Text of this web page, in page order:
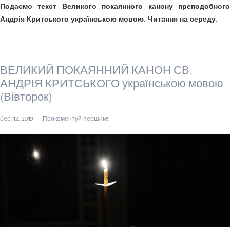
Подаємо текст Великого покаянного канону преподобного
Андрія Критського українською мовою. Читання на середу.
ВЕЛИКИЙ ПОКАЯННИЙ КАНОН СВ.
АНДРІЯ КРИТСЬКОГО українською мовою
(Вівторок)
бер. 12, 2019 Прокоментуй першим!